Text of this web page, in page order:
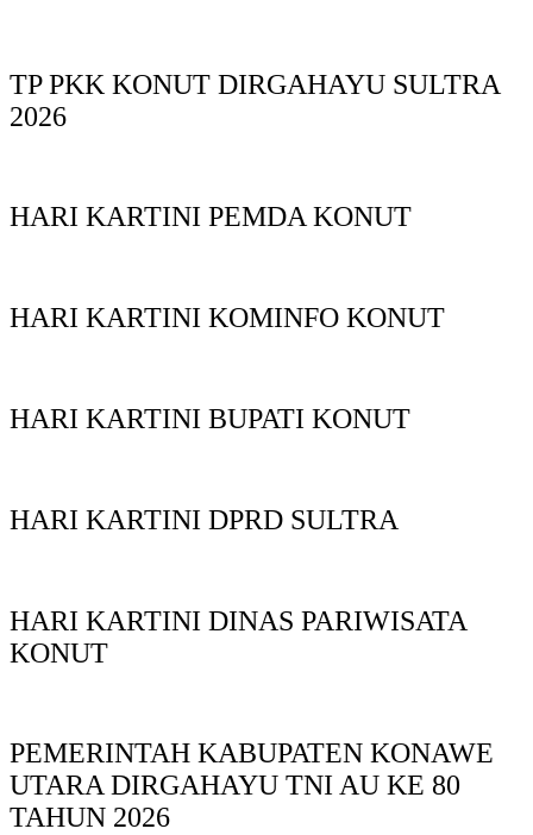
TP PKK KONUT DIRGAHAYU SULTRA
2026
HARI KARTINI PEMDA KONUT
HARI KARTINI KOMINFO KONUT
HARI KARTINI BUPATI KONUT
HARI KARTINI DPRD SULTRA
HARI KARTINI DINAS PARIWISATA
KONUT
PEMERINTAH KABUPATEN KONAWE
UTARA DIRGAHAYU TNI AU KE 80
TAHUN 2026